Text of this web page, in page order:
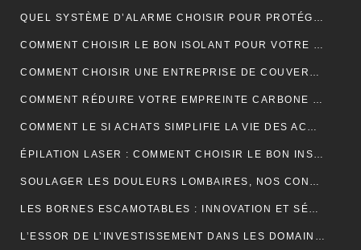
QUEL SYSTÈME D’ALARME CHOISIR POUR PROTÉGER VOTRE MAISON ?
COMMENT CHOISIR LE BON ISOLANT POUR VOTRE TOITURE ?
COMMENT CHOISIR UNE ENTREPRISE DE COUVERTURE ?
COMMENT RÉDUIRE VOTRE EMPREINTE CARBONE ET VIVRE DURABLEMENT ?
COMMENT LE SI ACHATS SIMPLIFIE LA VIE DES ACHETEURS
ÉPILATION LASER : COMMENT CHOISIR LE BON INSTITUT ?
SOULAGER LES DOULEURS LOMBAIRES, NOS CONSEILS
LES BORNES ESCAMOTABLES : INNOVATION ET SÉCURITÉ POUR L’ESPACE URBAIN
L’ESSOR DE L’INVESTISSEMENT DANS LES DOMAINES VITICOLES DE PROVENCE : UNE ANALYSE ÉCONOMIQUE ET CULTURELLE